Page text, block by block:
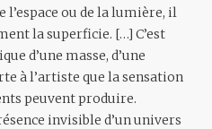
ou de la lumière, il
la superficie. […] C’est
d’une masse, d’une
à l’artiste que la sensation
peuvent produire.
invisible d’un univers